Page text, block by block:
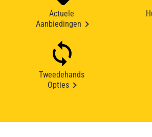
Actuele
Aanbiedingen
Tweedehands
Opties